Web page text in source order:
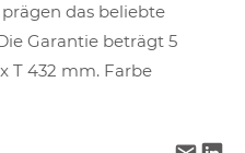
das beliebte
Garantie beträgt 5
T 432 mm. Farbe